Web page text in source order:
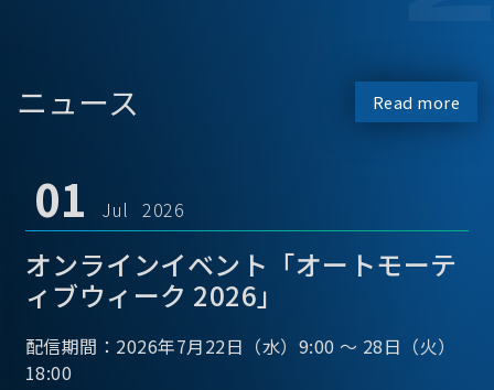
ニュース Read more
01 Jul 2026
オンラインイベント「オートモーテ
ィブウィーク 2026」
配信期間：2026年7月22日（水）9:00 ～ 28日（火）
18:00